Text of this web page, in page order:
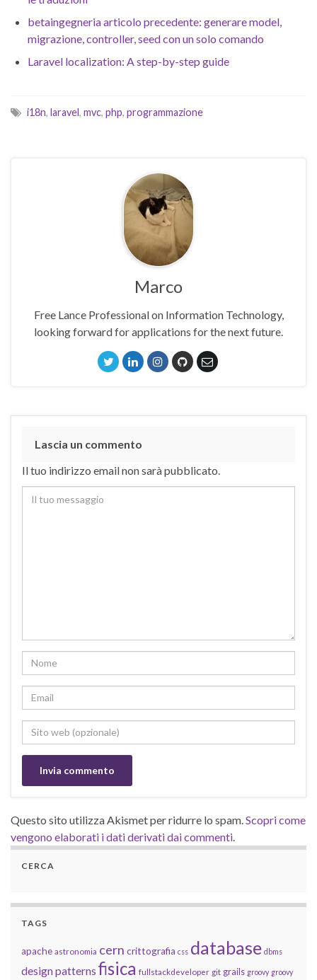
betaingegneria articolo precedente: generare model,
migrazione, controller, seed con un solo comando
Laravel localization: A step-by-step guide
i18n, laravel, mvc, php, programmazione
Marco
Free Lance Professional on Information Technology,
looking forward for applications for the next future.
Lascia un commento
Il tuo indirizzo email non sarà pubblicato.
Questo sito utilizza Akismet per ridurre lo spam.Scopri come
vengono elaborati i dati derivati dai commenti.
CERCA
TAGS
apache astronomia cern crittografia css database dbms
design patterns fisica fullstackdeveloper git grails groovy groovy